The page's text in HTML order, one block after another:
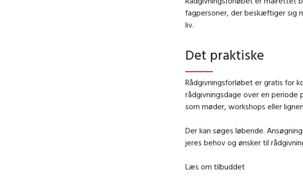
fagpersoner, der beskæftiger sig
liv.
Det praktiske
Rådgivningsforløbet er gratis for
rådgivningsdage over en periode
som møder, workshops eller
Der kan søges løbende.
jeres behov og ønsker til
Læs om tilbuddet